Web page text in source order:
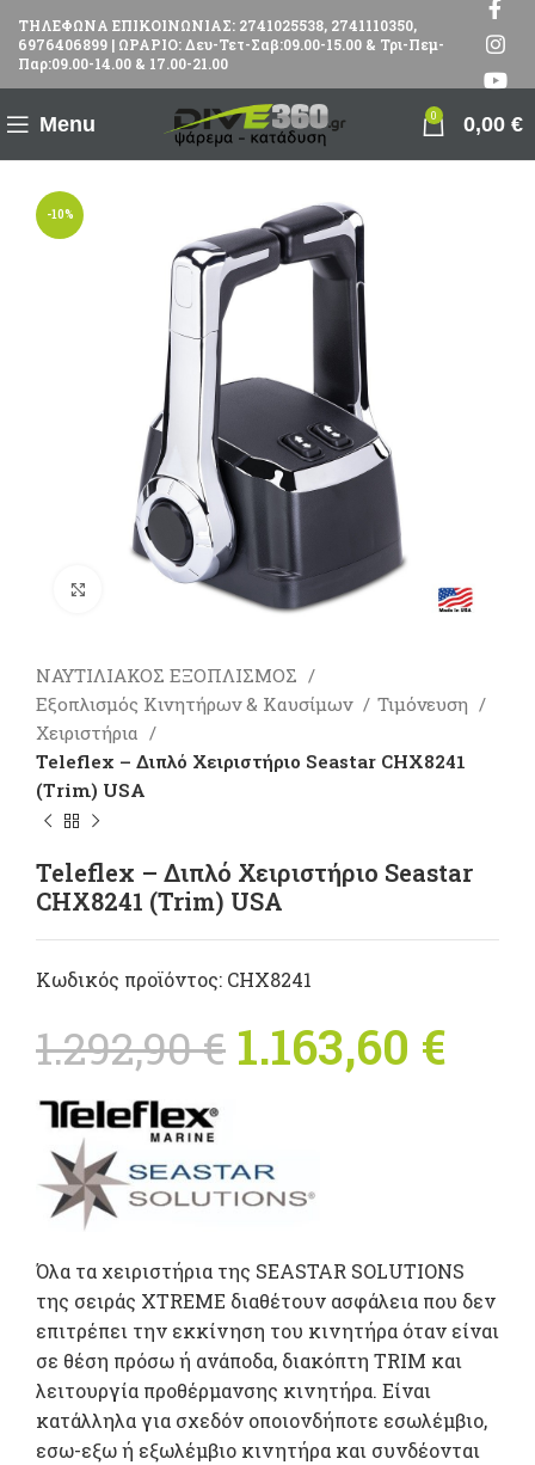
ΤΗΛΕΦΩΝΑ ΕΠΙΚΟΙΝΩΝΙΑΣ: 2741025538, 2741110350,
6976406899 | ΩΡΑΡΙΟ: Δευ-Τετ-Σαβ:09.00-15.00 & Τρι-Πεμ-
Παρ:09.00-14.00 & 17.00-21.00
Menu 0 0,00 €
-10%
Πατήστε για μεγέθυνση
ΝΑΥΤΙΛΙΑΚΟΣ ΕΞΟΠΛΙΣΜΟΣ
Εξοπλισμός Κινητήρων & Καυσίμων
Τιμόνευση
Χειριστήρια
Teleflex – Διπλό Χειριστήριo Seastar CHX8241
(Trim) USA
Teleflex – Διπλό Χειριστήριo Seastar
CHX8241 (Trim) USA
Κωδικός προϊόντος: CHX8241
1.292,90€ Original
1.292,90 €.
1.163,60 €
Όλα τα χειριστήρια της SEASTAR SOLUTIONS
της σειράς XTREME διαθέτουν ασφάλεια που δεν
επιτρέπει την εκκίνηση του κινητήρα όταν είναι
σε θέση πρόσω ή ανάποδα, διακόπτη TRIM και
λειτουργία προθέρμανσης κινητήρα. Είναι
κατάλληλα για σχεδόν οποιονδήποτε εσωλέμβιο,
εσω-εξω ή εξωλέμβιο κινητήρα και συνδέονται